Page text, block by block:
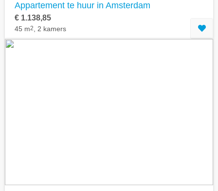
Appartement te huur in Amsterdam
€ 1.138,85
45 m2 , 2 kamers